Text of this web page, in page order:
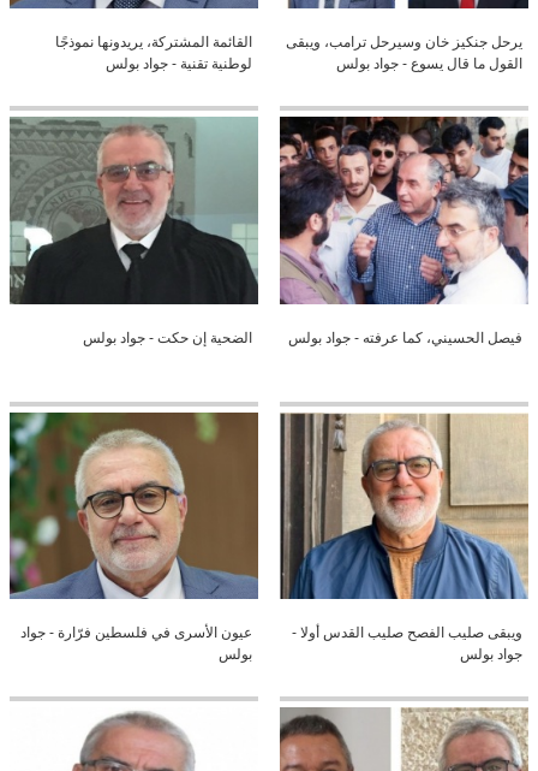
يرحل جنكيز خان وسيرحل ترامب، ويبقى
القول ما قال يسوع - جواد بولس
القائمة المشتركة، يريدونها نموذجًا
لوطنية تقنية - جواد بولس
فيصل الحسيني، كما عرفته - جواد بولس الضحية إن حكت - جواد بولس
ويبقى صليب الفصح صليب القدس أولا -
جواد بولس
عيون الأسرى في فلسطين فرّارة - جواد
بولس